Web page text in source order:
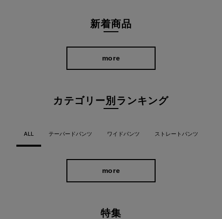
新着商品
more
カテゴリー別ランキング
ALL テーパードパンツ ワイドパンツ ストレートパンツ
more
特集